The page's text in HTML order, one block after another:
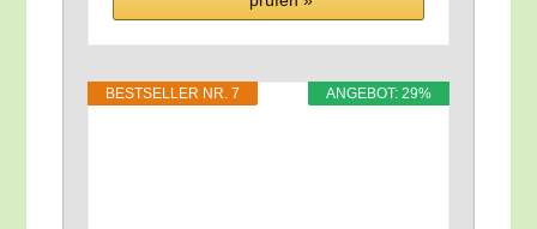
ANGE­BOT: 29%
BEST­SEL­LER NR. 7